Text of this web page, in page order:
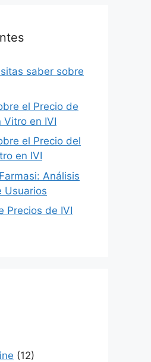
saber sobre
el Precio de
Vitro en IVI
el Precio del
en IVI
Análisis
Usuarios
Precios de IVI
(12)